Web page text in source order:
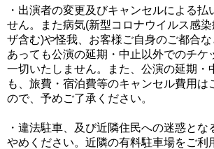
・出演者の変更及びキャンセルによる払
せん。また病気(新型コロナウイルス感
ザ含む)や怪我、お客様ご自身のご都合
あっても公演の延期・中止以外でのチケ
一切いたしません。また、公演の延期・
も、旅費・宿泊費等のキャンセル費用は
ので、予めご了承ください。
・違法駐車、及び近隣住民への迷惑とな
やめください。近隣の有料駐車場をご利